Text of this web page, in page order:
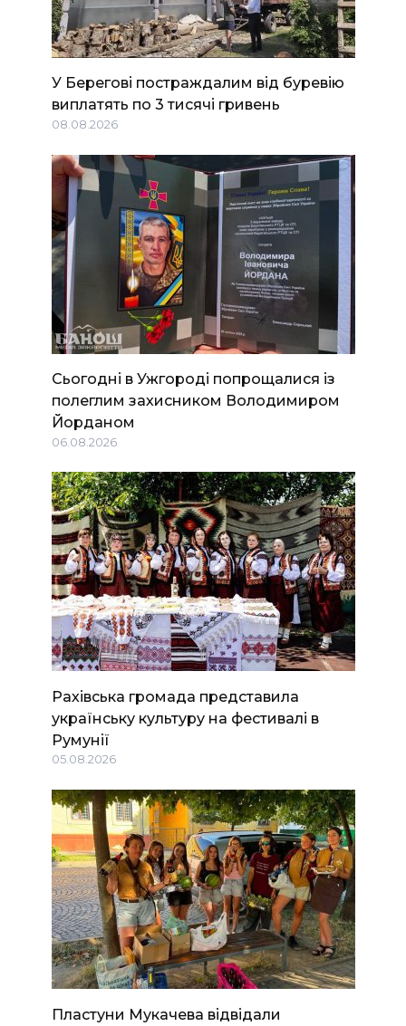
У Берегові постраждалим від буревію
виплатять по 3 тисячі гривень
08.08.2026
Сьогодні в Ужгороді попрощалися із
полеглим захисником Володимиром
Йорданом
06.08.2026
Рахівська громада представила
українську культуру на фестивалі в
Румунії
05.08.2026
Пластуни Мукачева відвідали